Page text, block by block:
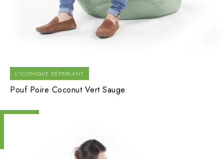
L'ICONIQUE DÉPERLANT
Pouf Poire Coconut Vert Sauge